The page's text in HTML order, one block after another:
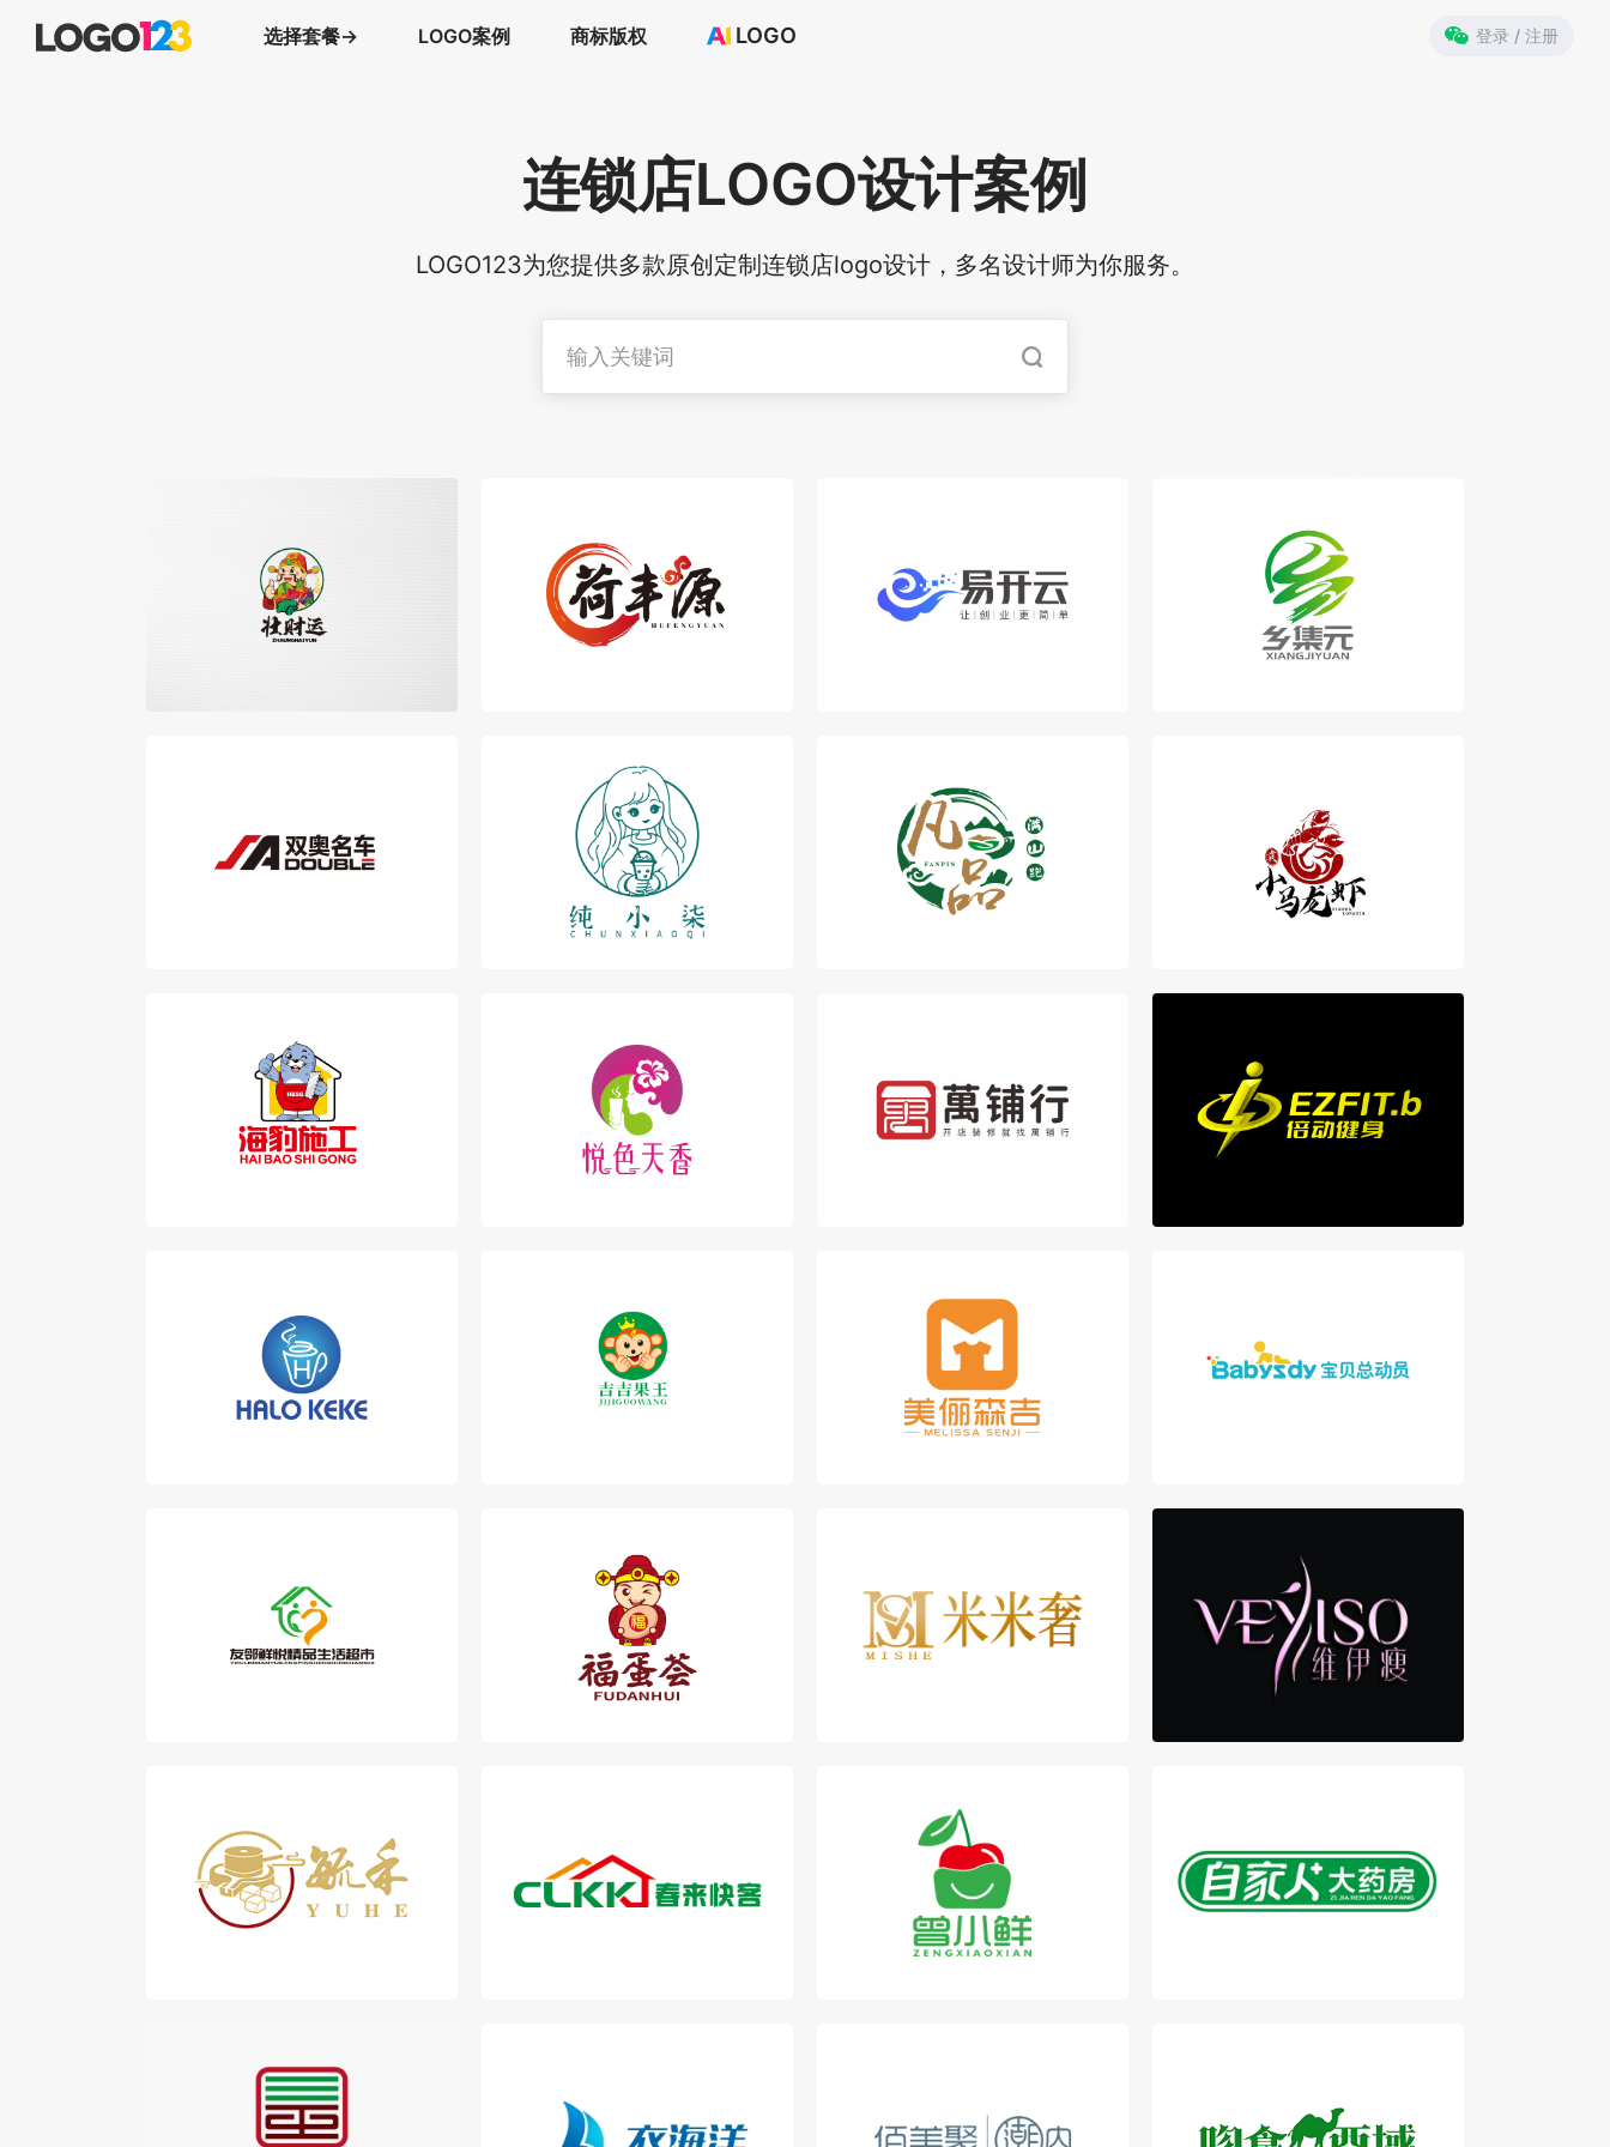
选择套餐→ LOGO案例 商标版权 LOGO 登录 / 注册
商标版权
LOGO
连锁店LOGO设计案例
LOGO123为您提供多款原创定制连锁店logo设计，多名设计师为你服务。